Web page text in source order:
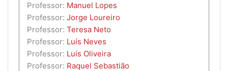
Professor: Manuel Lopes
Professor: Jorge Loureiro
Professor: Teresa Neto
Professor: Luís Neves
Professor: Luís Oliveira
Professor: Raquel Sebastião